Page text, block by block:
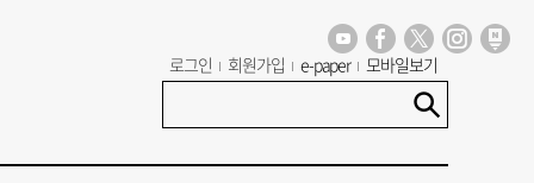
로그인 회원가입 e-paper 모바일보기
청사, 북항 재개발 부지 복합항만지구 확정
골프장 일찍 개장했더니 새벽부터 ‘문전성시’